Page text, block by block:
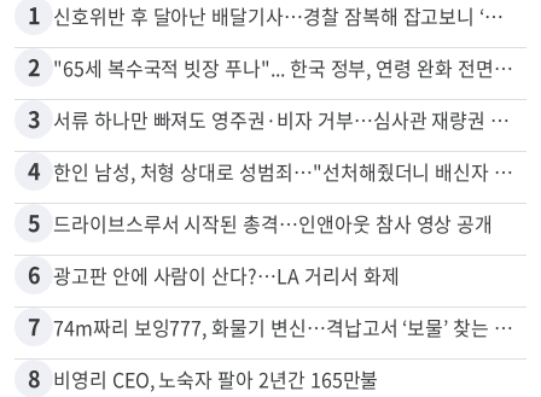
많이 본 뉴스
1 신호위반 후 달아난 배달기사…경찰 잠복해 잡고보니 ‘반전’
2 "65세 복수국적 빗장 푸나"... 한국 정부, 연령 완화 전면 추진
3 서류 하나만 빠져도 영주권·비자 거부…심사관 재량권 대폭 확대
4
5 드라이브스루서 시작된 총격…인앤아웃 참사 영상 공개
6 광고판 안에 사람이 산다?…LA 거리서 화제
7